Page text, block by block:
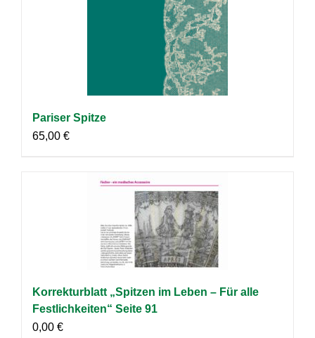
Pariser Spitze
65,00 €
Korrekturblatt „Spitzen im Leben – Für alle
Festlichkeiten“ Seite 91
0,00 €